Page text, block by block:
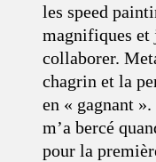
les speed
magnifiques et
collaborer.
chagrin et la
en « gagnant
m’a bercé
pour la